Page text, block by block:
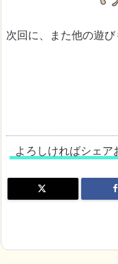
次回に、また他の遊
よろしければシェア